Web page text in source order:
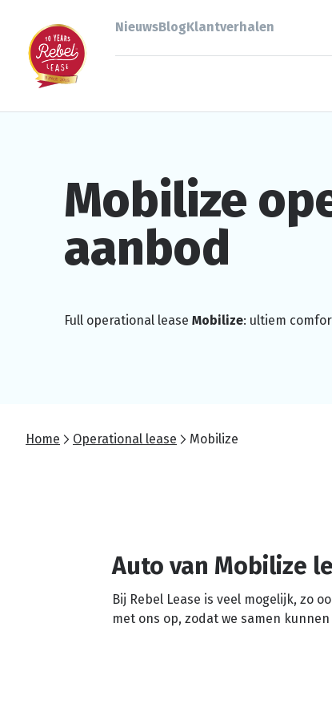
NieuwsBlogKlantverhalen
Mobilize
aanbod
Full operational lease Mobilize: ultiem
Home Operational lease Mobilize
Auto van Mobilize
Bij Rebel Lease is veel mogelijk, zo
met ons op, zodat we samen